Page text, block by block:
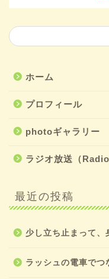
ホーム
プロフィール
photoギャラリー
ラジオ放送（
最近の投稿
少し立ち止まって、
ラッシュの電車でつ